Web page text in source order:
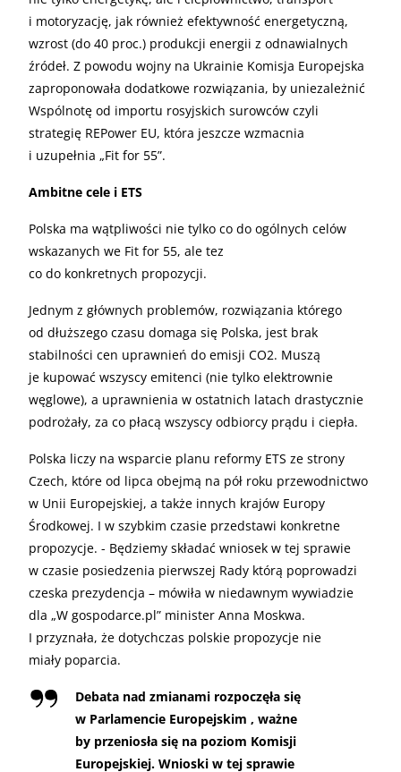
i motoryzację, jak również efektywność energetyczną,
wzrost (do 40 proc.) produkcji energii z odnawialnych
źródeł. Z powodu wojny na Ukrainie Komisja Europejska
zaproponowała dodatkowe rozwiązania, by uniezależnić
Wspólnotę od importu rosyjskich surowców czyli
strategię REPower EU, która jeszcze wzmacnia
i uzupełnia „Fit for 55”.
Ambitne cele i ETS
Polska ma wątpliwości nie tylko co do ogólnych celów
wskazanych we Fit for 55, ale tez
co do konkretnych propozycji.
Jednym z głównych problemów, rozwiązania którego
od dłuższego czasu domaga się Polska, jest brak
stabilności cen uprawnień do emisji CO2. Muszą
je kupować wszyscy emitenci (nie tylko elektrownie
węglowe), a uprawnienia w ostatnich latach drastycznie
podrożały, za co płacą wszyscy odbiorcy prądu i ciepła.
Polska liczy na wsparcie planu reformy ETS ze strony
Czech, które od lipca obejmą na pół roku przewodnictwo
w Unii Europejskiej, a także innych krajów Europy
Środkowej. I w szybkim czasie przedstawi konkretne
propozycje. - Będziemy składać wniosek w tej sprawie
w czasie posiedzenia pierwszej Rady którą poprowadzi
czeska prezydencja – mówiła w niedawnym wywiadzie
dla „W gospodarce.pl” minister Anna Moskwa.
I przyznała, że dotychczas polskie propozycje nie
miały poparcia.
Debata nad zmianami rozpoczęła się
w Parlamencie Europejskim , ważne
by przeniosła się na poziom Komisji
Europejskiej. Wnioski w tej sprawie